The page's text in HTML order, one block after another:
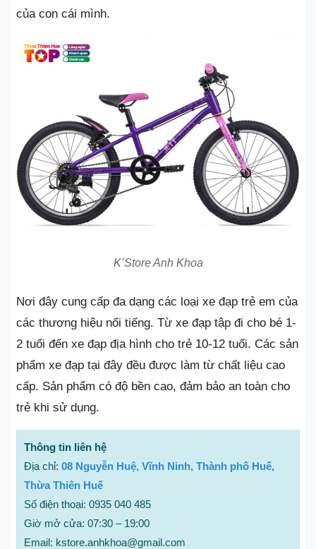
của con cái mình.
K’Store Anh Khoa
Nơi đây cung cấp đa dạng các loại xe đạp trẻ em của
các thương hiệu nổi tiếng. Từ xe đạp tập đi cho bé 1-
2 tuổi đến xe đạp địa hình cho trẻ 10-12 tuổi. Các sản
phẩm xe đạp tại đây đều được làm từ chất liệu cao
cấp. Sản phẩm có độ bền cao, đảm bảo an toàn cho
trẻ khi sử dụng.
Thông tin liên hệ
Địa chỉ: 08 Nguyễn Huệ, Vĩnh Ninh, Thành phố Huế,
Thừa Thiên Huế
Số điện thoại: 0935 040 485
Giờ mở cửa: 07:30 – 19:00
Email: kstore.anhkhoa@gmail.com